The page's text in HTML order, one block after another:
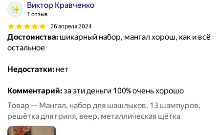
Виктор Кравченко
1 отзыв
26 апреля 2024
Достоинства: шикарный набор, мангал хорош, как и всё
остальное
Недостатки: нет
Комментарий:за эти деньги 100% очень хорошо
Товар — Мангал, набор для шашлыков, 13 шампуров,
решётка для гриля, веер, металлическая щётка